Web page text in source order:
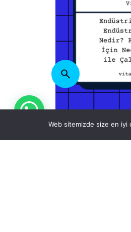
Web sitemizde size en iyi